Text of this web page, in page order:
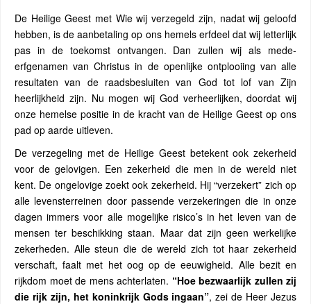
De Heilige Geest met Wie wij verzegeld zijn, nadat wij geloofd
hebben, is de aanbetaling op ons hemels erfdeel dat wij letterlijk
pas in de toekomst ontvangen. Dan zullen wij als mede-
erfgenamen van Christus in de openlijke ontplooiing van alle
resultaten van de raadsbesluiten van God tot lof van Zijn
heerlijkheid zijn. Nu mogen wij God verheerlijken, doordat wij
onze hemelse positie in de kracht van de Heilige Geest op ons
pad op aarde uitleven.
De verzegeling met de Heilige Geest betekent ook zekerheid
voor de gelovigen. Een zekerheid die men in de wereld niet
kent. De ongelovige zoekt ook zekerheid. Hij “verzekert” zich op
alle levensterreinen door passende verzekeringen die in onze
dagen immers voor alle mogelijke risico’s in het leven van de
mensen ter beschikking staan. Maar dat zijn geen werkelijke
zekerheden. Alle steun die de wereld zich tot haar zekerheid
verschaft, faalt met het oog op de eeuwigheid. Alle bezit en
rijkdom moet de mens achterlaten. “Hoe bezwaarlijk zullen zij
die rijk zijn, het koninkrijk Gods ingaan”, zei de Heer Jezus